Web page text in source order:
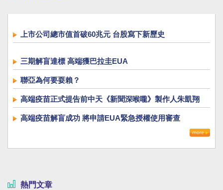
上市公司總市值首破60兆元 台股寫下新歷史
三期解盲達標 高端獲巴拉圭EUA
聯亞為何要耍賴？
高端疫苗正式提告前中天《新聞深喉嚨》製作人朱凱翔
高端疫苗解盲成功 將申請EUA緊急授權使用審查
熱門文章